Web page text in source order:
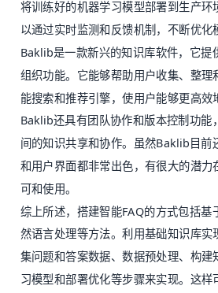
将训练好的机器学习模型部署到生产环
以通过实时监测和反馈机制，不断优化
Baklib是一款新兴的知识库软件，它提
组织功能。它能够帮助用户收集、整理
能搜索和推荐引擎，使用户能够更高效
Baklib还具有团队协作和版本控制功能
间的知识共享和协作。虽然Baklib目前
和用户界面都非常出色，有很大的潜力
可和使用。
综上所述，搭建智能FAQ的方式包括基
然语言处理等方法。利用基础知识库实
集问题和答案数据、数据预处理、构建
习模型和部署优化等步骤来实现。这